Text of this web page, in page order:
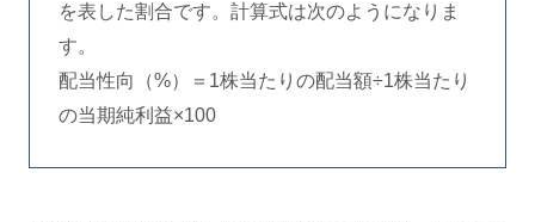
を表した割合です。計算式は次のようになりま
す。
配当性向（%）＝1株当たりの配当額÷1株当たり
の当期純利益×100